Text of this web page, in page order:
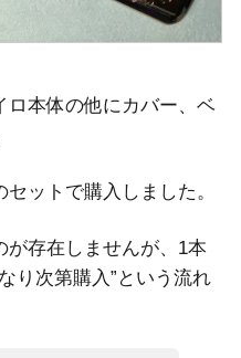
ロ本体の他にカバー、ベ
ットで購入しました。
存在しませんが、1本
り次第購入”という流れ